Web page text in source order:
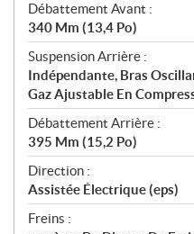
Débattement Avant :
340 Mm (13,4 Po)
Suspension Arrière :
Indépendante, Bras
Gaz Ajustable En
Débattement Arrière :
395 Mm (15,2 Po)
Direction :
Assistée Électrique (eps)
Freins :